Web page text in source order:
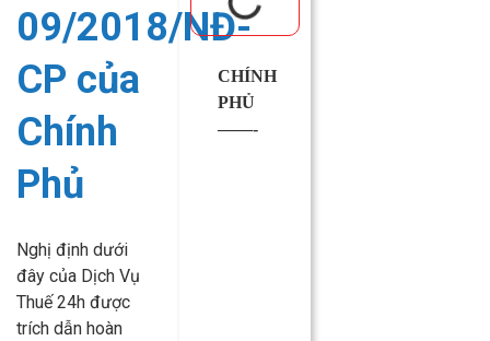
09/2018/NĐ-
CP của
Chính
Phủ
Nghị định dưới
đây của Dịch Vụ
Thuế 24h được
trích dẫn hoàn
CHÍNH
PHỦ
——-